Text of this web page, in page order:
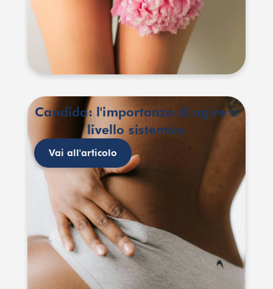
Candida: l'importanza di agire a
livello sistemico
Vai all'articolo